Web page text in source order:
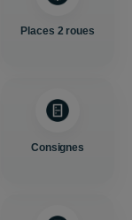
Places 2 roues
Consignes